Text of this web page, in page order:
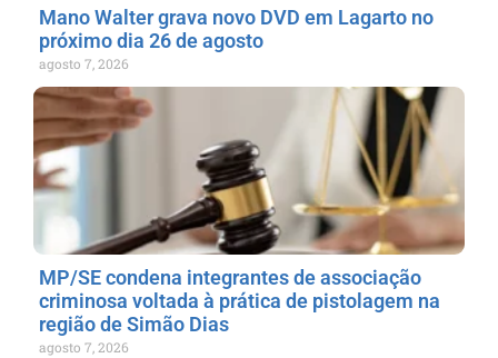
Mano Walter grava novo DVD em Lagarto no
próximo dia 26 de agosto
agosto 7, 2026
MP/SE condena integrantes de associação
criminosa voltada à prática de pistolagem na
região de Simão Dias
agosto 7, 2026